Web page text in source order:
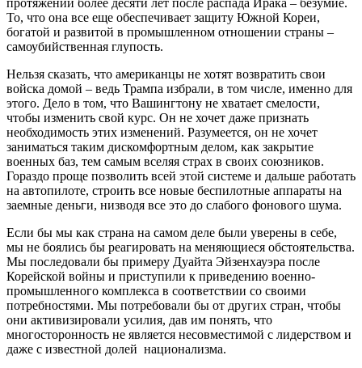
То, что она все еще обеспечивает защиту Южной Кореи,
богатой и развитой в промышленном отношении страны –
самоубийственная глупость.
Нельзя сказать, что американцы не хотят возвратить свои
войска домой – ведь Трампа избрали, в том числе, именно для
этого. Дело в том, что Вашингтону не хватает смелости,
чтобы изменить свой курс. Он не хочет даже признать
необходимость этих изменений. Разумеется, он не хочет
заниматься таким дискомфортным делом, как закрытие
военных баз, тем самым вселяя страх в своих союзников.
Гораздо проще позволить всей этой системе и дальше работать
на автопилоте, строить все новые беспилотные аппараты на
заемные деньги, низводя все это до слабого фонового шума.
Если бы мы как страна на самом деле были уверены в себе,
мы не боялись бы реагировать на меняющиеся обстоятельства.
Мы последовали бы примеру Дуайта Эйзенхауэра после
Корейской войны и приступили к приведению военно-
промышленного комплекса в соответствии со своими
потребностями. Мы потребовали бы от других стран, чтобы
они активизировали усилия, дав им понять, что
многосторонность не является несовместимой с лидерством и
даже с известной долей национализма.